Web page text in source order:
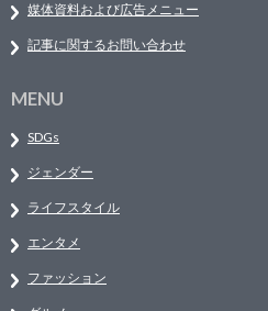
媒体資料および広告メニュー
記事に関するお問い合わせ
MENU
SDGs
ジェンダー
ライフスタイル
エンタメ
ファッション